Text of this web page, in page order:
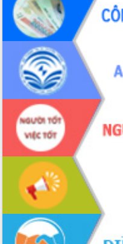
Lương Văn Chánh năm 2026
Phó Bí thư Tỉnh ủy Đắk Lắk Đỗ Hữu
Huy giữ chức Bí thư Đảng ủy Ủy Ban
Nhân dân tỉnh
Bệnh án điện tử thúc đẩy chuyển đổi
số y tế tại Đắk Lắk
Chuyển đổi số thư viện: Mở rộng
không gian tri thức trong thời đại số
Đánh giá, rút kinh nghiệm công tác tổ
chức diễn tập trước ngày bầu cử
Chương trình “Gặp gỡ hữu nghị –
Friendship Meeting New Year 2026”
Bầu cử Quốc hội và HĐND: Cử tri Đắk
Lắk gửi gắm niềm tin, kỳ vọng vào lá
phiếu
Đắk Lắk sẵn sàng các điều kiện cho
Ngày hội bầu cử đại biểu Quốc hội
khóa XVI và HĐND các cấp nhiệm kỳ